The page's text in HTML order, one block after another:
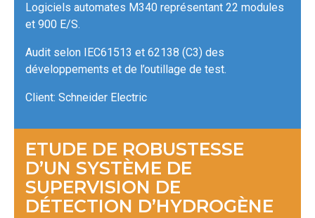
Logiciels automates M340 représentant 22 modules
et 900 E/S.
Audit selon IEC61513 et 62138 (C3) des
développements et de l’outillage de test.
Client: Schneider Electric
ETUDE DE ROBUSTESSE
D’UN SYSTÈME DE
SUPERVISION DE
DÉTECTION D’HYDROGÈNE